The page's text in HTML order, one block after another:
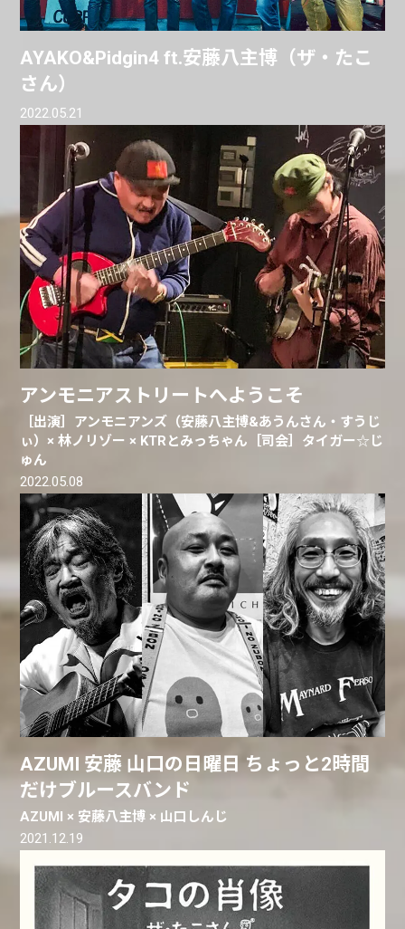
AYAKO&Pidgin4 ft.安藤八主博（ザ・たこ
さん）
2022.05.21
アンモニアストリートへようこそ
［出演］アンモニアンズ（安藤八主博&あうんさん・すうじ
ぃ）× 林ノリゾー × KTRとみっちゃん［司会］タイガー☆じ
ゅん
2022.05.08
AZUMI 安藤 山口の日曜日 ちょっと2時間
だけブルースバンド
AZUMI × 安藤八主博 × 山口しんじ
2021.12.19